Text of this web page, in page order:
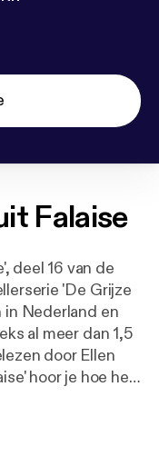
Falaise
deel 16 van de
'De Grijze
in Nederland en
al meer dan 1,5
door Ellen
hoor je hoe het
prins'). Will en